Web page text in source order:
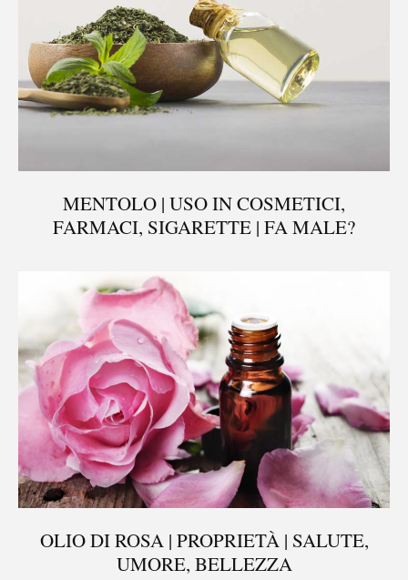
MENTOLO | USO IN COSMETICI,
FARMACI, SIGARETTE | FA MALE?
OLIO DI ROSA | PROPRIETÀ | SALUTE,
UMORE, BELLEZZA